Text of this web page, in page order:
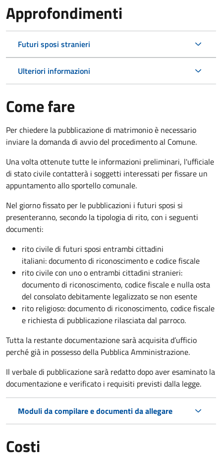
Approfondimenti
Futuri sposi stranieri
Ulteriori informazioni
Come fare
Per chiedere la pubblicazione di matrimonio è necessario
inviare la domanda di avvio del procedimento al Comune.
Una volta ottenute tutte le informazioni preliminari, l'ufficiale
di stato civile contatterà i soggetti interessati per fissare un
appuntamento allo sportello comunale.
Nel giorno fissato per le pubblicazioni i futuri sposi si
presenteranno, secondo la tipologia di rito, con i seguenti
documenti:
rito civile di futuri sposi entrambi cittadini
italiani: documento di riconoscimento e codice fiscale
rito civile con uno o entrambi cittadini stranieri:
documento di riconoscimento, codice fiscale e nulla osta
del consolato debitamente legalizzato se non esente
rito religioso: documento di riconoscimento, codice fiscale
e richiesta di pubblicazione rilasciata dal parroco.
Tutta la restante documentazione sarà acquisita d’ufficio
perché già in possesso della Pubblica Amministrazione.
Il verbale di pubblicazione sarà redatto dopo aver esaminato la
documentazione e verificato i requisiti previsti dalla legge.
Moduli da compilare e documenti da allegare
Costi